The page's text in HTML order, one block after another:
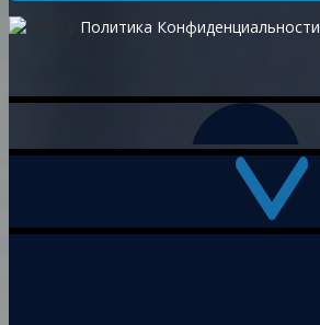
Политика Конфиденциальности